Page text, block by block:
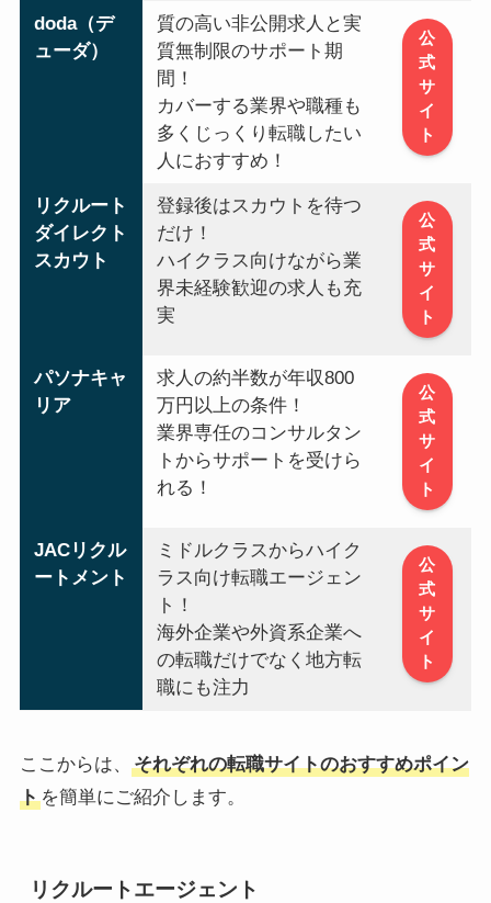
doda（デ
ューダ）
質の高い非公開求人と実
質無制限のサポート期
間！
カバーする業界や職種も
多くじっくり転職したい
人におすすめ！
公
式
サ
イ
ト
リクルート
ダイレクト
スカウト
登録後はスカウトを待つ
だけ！
ハイクラス向けながら業
界未経験歓迎の求人も充
実
公
式
サ
イ
ト
パソナキャ
リア
求人の約半数が年収800
万円以上の条件！
業界専任のコンサルタン
トからサポートを受けら
れる！
公
式
サ
イ
ト
JACリクル
ートメント
ミドルクラスからハイク
ラス向け転職エージェン
ト！
海外企業や外資系企業へ
の転職だけでなく地方転
職にも注力
公
式
サ
イ
ト
ここからは、
それぞれの転職サイトのおすすめポイン
トを簡単にご紹介します。
リクルートエージェント